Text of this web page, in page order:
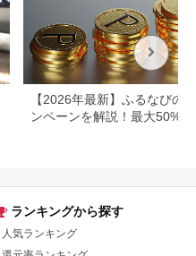
【2026年最新】ふるなびの
ンペーンを解説！最大50%還
ランキングから探す
人気ランキング